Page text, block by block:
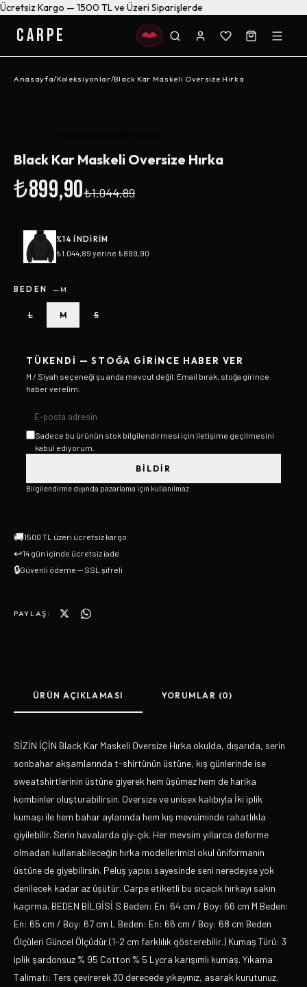
Ücretsiz Kargo — 1500 TL ve Üzeri Siparişlerde
CARPE
Anasayfa/Koleksiyonlar/Black Kar Maskeli Oversize Hırka
Black Kar Maskeli Oversize Hırka
₺899,90₺1.044,89
%14INDIRIM
₺1.044,89 yerine ₺899,90
BEDEN — M
L M S
TÜKENDI — STOĞA GIRINCE HABER VER
M / Siyah seçeneği şu anda mevcut değil. Email bırak, stoğa girince
haber verelim.
Sadece bu ürünün stok bilgilendirmesi için iletişime geçilmesini
kabul ediyorum.
BILDIR
Bilgilendirme dışında pazarlama için kullanılmaz.
🚚1500 TL üzeri ücretsiz kargo
↩14 gün içinde ücretsiz iade
🔒Güvenli ödeme — SSL şifreli
PAYLAŞ:
ÜRÜN AÇIKLAMASI YORUMLAR (0)
SİZİN İÇİN Black Kar Maskeli Oversize Hırka okulda, dışarıda, serin
sonbahar akşamlarında t-shirtünün üstüne, kış günlerinde ise
sweatshirtlerinin üstüne giyerek hem üşümez hem de harika
kombinler oluşturabilirsin. Oversize ve unisex kalıbıyla İki iplik
kumaşı ile hem bahar aylarında hem kış mevsiminde rahatlıkla
giyilebilir. Serin havalarda giy-çık. Her mevsim yıllarca deforme
olmadan kullanabileceğin hırka modellerimizi okul üniformanın
üstüne de giyebilirsin. Peluş yapısı sayesinde seni neredeyse yok
denilecek kadar az üşütür. Carpe etiketli bu sıcacık hırkayı sakın
kaçırma. BEDEN BİLGİSİ S Beden: En: 64 cm / Boy: 66 cm M Beden:
En: 65 cm / Boy: 67 cm L Beden: En: 66 cm / Boy: 68 cm Beden
Ölçüleri Güncel Ölçüdür.(1-2 cm farklılık gösterebilir.) Kumaş Türü: 3
iplik şardonsuz % 95 Cotton % 5 Lycra karışımlı kumaş. Yıkama
Talimatı: Ters çevirerek 30 derecede yıkayınız, asarak kurutunuz.